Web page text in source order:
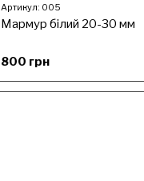
Артикул: 005
Мармур білий 20-30 мм
800 грн